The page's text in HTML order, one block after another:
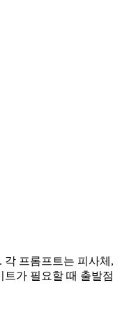
각 프롬프트는 피사체,
트가 필요할 때 출발점